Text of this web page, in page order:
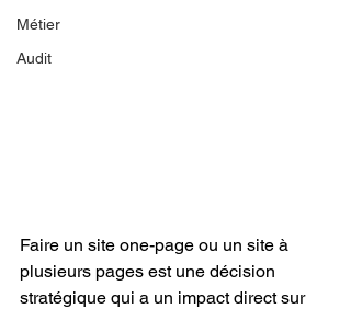
Métier
Audit
Faire un site one-page ou un site à
plusieurs pages est une décision
stratégique qui a un impact direct sur